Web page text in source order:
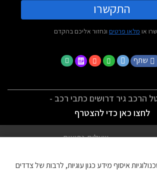
התקשרו
או מלאו פרטים ונחזור אליכם בהקדם
שתף
הרכב גיר דרושים כתבי רכב -
לחצו כאן כדי להצטרף
שאלות נפוצות
איסוף מידע כגון עוגיות, לרבות של צדדים